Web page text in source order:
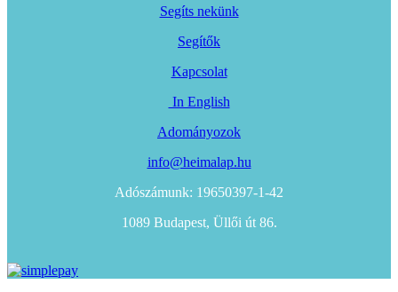
Segíts nekünk
Segítők
Kapcsolat
In English
Adományozok
info@heimalap.hu
Adószámunk: 19650397-1-42
1089 Budapest, Üllői út 86.